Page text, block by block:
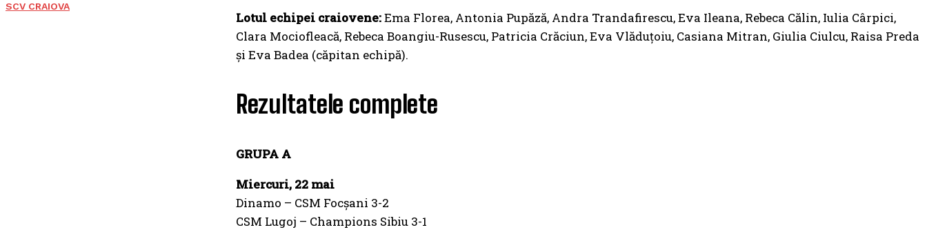
SCV CRAIOVA
Lotul echipei craiovene:Ema Florea, Antonia Pupăză, Andra Trandafirescu, Eva Ileana, Rebeca Călin, Iulia Cârpici,
Clara Mociofleacă, Rebeca Boangiu-Rusescu, Patricia Crăciun, Eva Vlăduţoiu, Casiana Mitran, Giulia Ciulcu, Raisa Preda
și Eva Badea (căpitan echipă).
Rezultatele complete
GRUPA A
Miercuri, 22 mai
Dinamo – CSM Focșani 3-2
CSM Lugoj – Champions Sibiu 3-1